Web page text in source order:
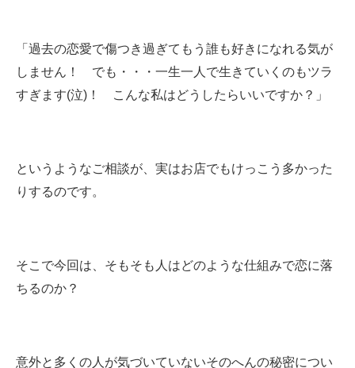
「過去の恋愛で傷つき過ぎてもう誰も好きになれる気が
しません！ でも・・・一生一人で生きていくのもツラ
すぎます(泣)！ こんな私はどうしたらいいですか？」
というようなご相談が、実はお店でもけっこう多かった
りするのです。
そこで今回は、そもそも人はどのような仕組みで恋に落
ちるのか？
意外と多くの人が気づいていないそのへんの秘密につい